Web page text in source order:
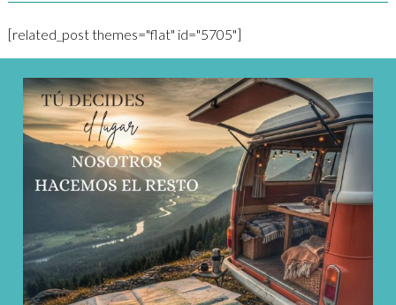
[related_post themes="flat" id="5705"]